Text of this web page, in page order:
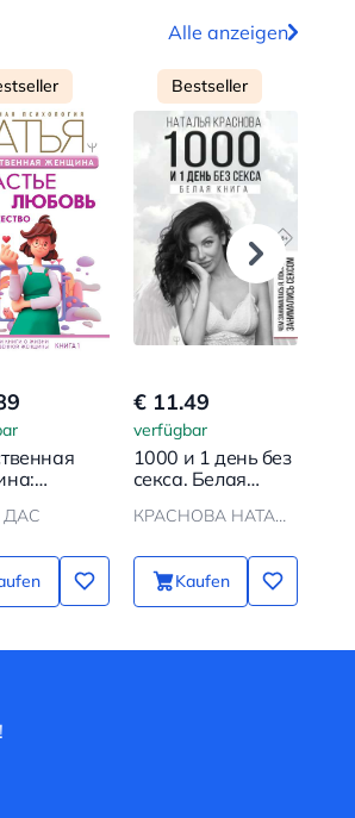
Alle anzeigen
ДАС
Bestseller
€ 11.49
verfügbar
1000 и 1 день без
секса. Белая
занималась я,
занимались
сексом
КРАСНОВА НАТАЛЬЯ
Kaufen